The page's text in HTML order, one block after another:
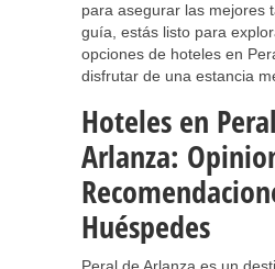
para asegurar las mejores
guía, estás listo para
opciones de hoteles en
disfrutar de una estancia
Hoteles en
Arlanza:
Huéspedes